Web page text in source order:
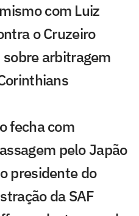
com Luiz
o Cruzeiro
sobre arbitragem
fecha com
pelo Japão
presidente do
da SAF